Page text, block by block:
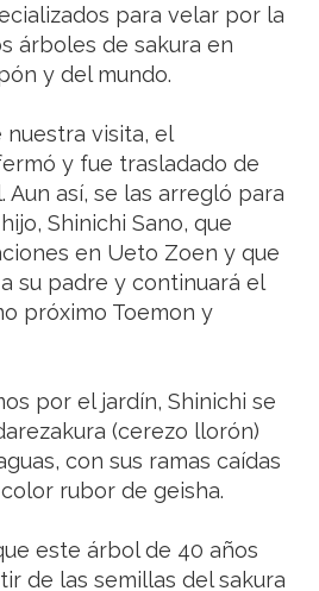
para velar por la
árboles de sakura en
y del mundo.
visita, el
y fue trasladado de
Aun así, se las arregló para
Shinichi Sano, que
en Ueto Zoen y que
su padre y continuará el
próximo Toemon y
por el jardín, Shinichi se
(cerezo llorón)
con sus ramas caídas
rubor de geisha.
este árbol de 40 años
de las semillas del sakura